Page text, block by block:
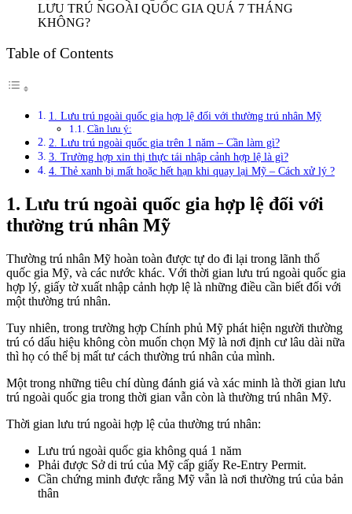
LƯU TRÚ NGOÀI QUỐC GIA QUÁ 7 THÁNG
KHÔNG?
Table of Contents
1. Lưu trú ngoài quốc gia hợp lệ đối với thường trú nhân Mỹ
Cần lưu ý:
2. Lưu trú ngoài quốc gia trên 1 năm – Cần làm gì?
3. Trường hợp xin thị thực tái nhập cảnh hợp lệ là gì?
4. Thẻ xanh bị mất hoặc hết hạn khi quay lại Mỹ – Cách xử lý ?
1. Lưu trú ngoài quốc gia hợp lệ đối với
thường trú nhân Mỹ
Thường trú nhân Mỹ hoàn toàn được tự do đi lại trong lãnh thổ
quốc gia Mỹ, và các nước khác. Với thời gian lưu trú ngoài quốc gia
hợp lý, giấy tờ xuất nhập cảnh hợp lệ là những điều cần biết đối với
một thường trú nhân.
Tuy nhiên, trong trường hợp Chính phủ Mỹ phát hiện người thường
trú có dấu hiệu không còn muốn chọn Mỹ là nơi định cư lâu dài nữa
thì họ có thể bị mất tư cách thường trú nhân của mình.
Một trong những tiêu chí dùng đánh giá và xác minh là thời gian lưu
trú ngoài quốc gia trong thời gian vẫn còn là thường trú nhân Mỹ.
Thời gian lưu trú ngoài hợp lệ của thường trú nhân:
Lưu trú ngoài quốc gia không quá 1 năm
Phải được Sở di trú của Mỹ cấp giấy Re-Entry Permit.
Cần chứng minh được rằng Mỹ vẫn là nơi thường trú của bản
thân